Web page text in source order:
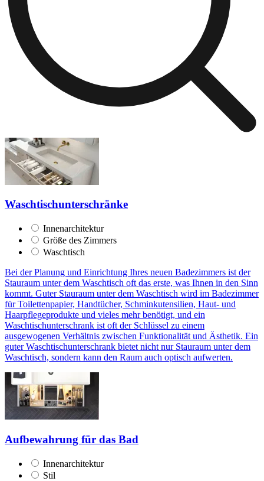
Waschtischunterschränke
Innenarchitektur
Größe des Zimmers
Waschtisch
Bei der Planung und Einrichtung Ihres neuen Badezimmers ist der
Stauraum unter dem Waschtisch oft das erste, was Ihnen in den Sinn
kommt. Guter Stauraum unter dem Waschtisch wird im Badezimmer
für Toilettenpapier, Handtücher, Schminkutensilien, Haut- und
Haarpflegeprodukte und vieles mehr benötigt, und ein
Waschtischunterschrank ist oft der Schlüssel zu einem
ausgewogenen Verhältnis zwischen Funktionalität und Ästhetik. Ein
guter Waschtischunterschrank bietet nicht nur Stauraum unter dem
Waschtisch, sondern kann den Raum auch optisch aufwerten.
Aufbewahrung für das Bad
Innenarchitektur
Stil